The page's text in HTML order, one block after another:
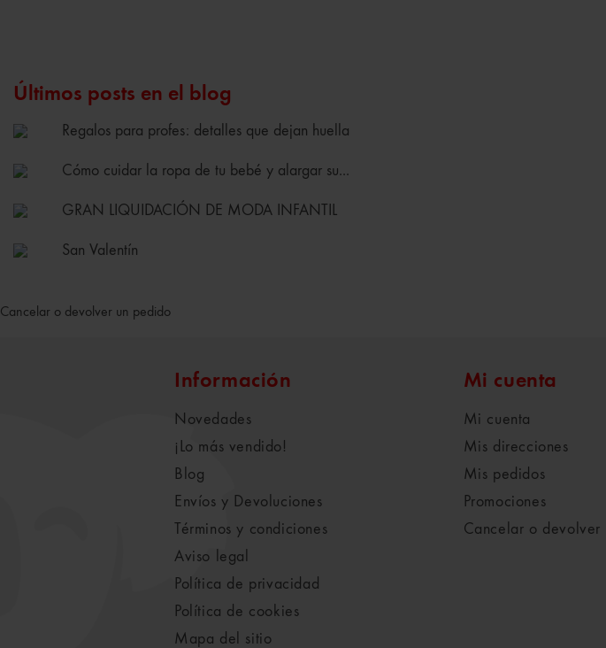
Últimos posts en el blog
Regalos para profes: detalles que dejan huella
Cómo cuidar la ropa de tu bebé y alargar su...
GRAN LIQUIDACIÓN DE MODA INFANTIL
San Valentín
Cancelar o devolver un pedido
Información
Novedades
¡Lo más vendido!
Blog
Envíos y Devoluciones
Términos y condiciones
Aviso legal
Política de privacidad
Política de cookies
Mapa del sitio
Mi cuenta
Mi cuenta
Mis direcciones
Mis pedidos
Promociones
Cancelar o devolver